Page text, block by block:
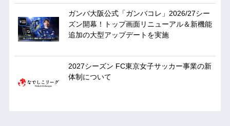
ガンバ大阪公式「ガンバコレ」2026/27シー
ズン開幕！トップ画面リニューアル＆新機能
追加の大型アップデートを実施
2027シーズン FC東京女子サッカー事業の新
体制について